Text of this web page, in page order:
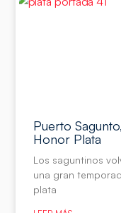
Puerto
Honor Plata
Los saguntinos
una gran
plata